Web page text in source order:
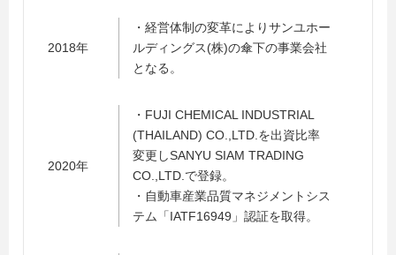
2018年
・経営体制の変革によりサンユホー
ルディングス(株)の傘下の事業会社
となる。
2020年
・FUJI CHEMICAL INDUSTRIAL
(THAILAND) CO.,LTD.を出資比率
変更しSANYU SIAM TRADING
CO.,LTD.で登録。
・自動車産業品質マネジメントシス
テム「IATF16949」認証を取得。